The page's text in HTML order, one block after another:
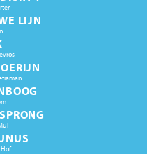
LIJN